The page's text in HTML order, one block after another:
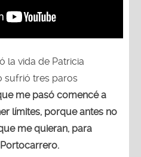
la vida de Patricia
sufrió tres paros
me pasó comencé a
límites, porque antes no
me quieran, para